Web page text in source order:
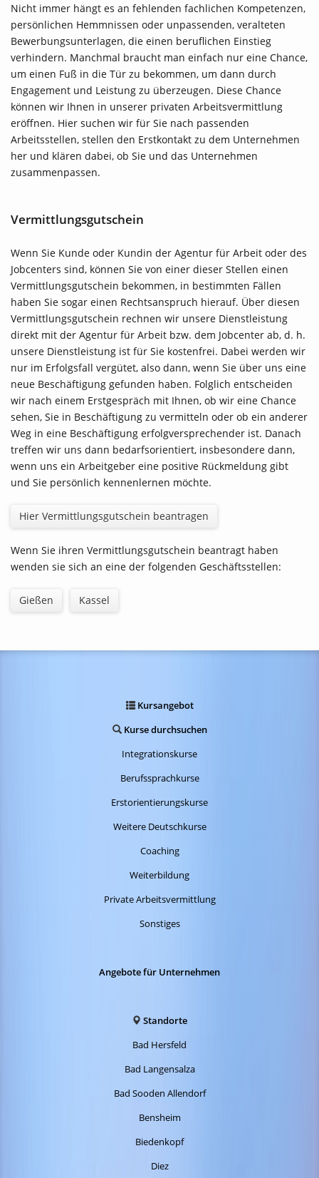
Nicht immer hängt es an fehlenden fachlichen Kompetenzen,
persönlichen Hemmnissen oder unpassenden, veralteten
Bewerbungsunterlagen, die einen beruflichen Einstieg
verhindern. Manchmal braucht man einfach nur eine Chance,
um einen Fuß in die Tür zu bekommen, um dann durch
Engagement und Leistung zu überzeugen. Diese Chance
können wir Ihnen in unserer privaten Arbeitsvermittlung
eröffnen. Hier suchen wir für Sie nach passenden
Arbeitsstellen, stellen den Erstkontakt zu dem Unternehmen
her und klären dabei, ob Sie und das Unternehmen
zusammenpassen.
Vermittlungsgutschein
Wenn Sie Kunde oder Kundin der Agentur für Arbeit oder des
Jobcenters sind, können Sie von einer dieser Stellen einen
Vermittlungsgutschein bekommen, in bestimmten Fällen
haben Sie sogar einen Rechtsanspruch hierauf. Über diesen
Vermittlungsgutschein rechnen wir unsere Dienstleistung
direkt mit der Agentur für Arbeit bzw. dem Jobcenter ab, d. h.
unsere Dienstleistung ist für Sie kostenfrei. Dabei werden wir
nur im Erfolgsfall vergütet, also dann, wenn Sie über uns eine
neue Beschäftigung gefunden haben. Folglich entscheiden
wir nach einem Erstgespräch mit Ihnen, ob wir eine Chance
sehen, Sie in Beschäftigung zu vermitteln oder ob ein anderer
Weg in eine Beschäftigung erfolgversprechender ist. Danach
treffen wir uns dann bedarfsorientiert, insbesondere dann,
wenn uns ein Arbeitgeber eine positive Rückmeldung gibt
und Sie persönlich kennenlernen möchte.
Hier Vermittlungsgutschein beantragen
Wenn Sie ihren Vermittlungsgutschein beantragt haben
wenden sie sich an eine der folgenden Geschäftsstellen:
Gießen Kassel
Kursangebot
Kurse durchsuchen
Integrationskurse
Berufssprachkurse
Erstorientierungskurse
Weitere Deutschkurse
Coaching
Weiterbildung
Private Arbeitsvermittlung
Sonstiges
Angebote für Unternehmen
Standorte
Bad Hersfeld
Bad Langensalza
Bad Sooden Allendorf
Bensheim
Biedenkopf
Diez